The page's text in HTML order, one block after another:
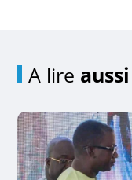
A lire aussi